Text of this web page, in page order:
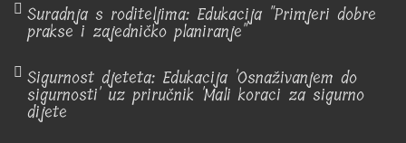
Suradnja s roditeljima: Edukacija "Primjeri dobre
prakse i zajedničko planiranje"
Sigurnost djeteta: Edukacija 'Osnaživanjem do
sigurnosti' uz priručnik 'Mali koraci za sigurno
dijete